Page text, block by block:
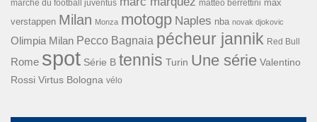
marché du football juventus matteo berrettini max
verstappen Milan Monza motogp Naples nba novak djokovic
Olimpia Milan Pecco Bagnaia pécheur jannik Red Bull
Rome spot Série B tennis Turin Une série Valentino
Rossi Virtus Bologna vélo